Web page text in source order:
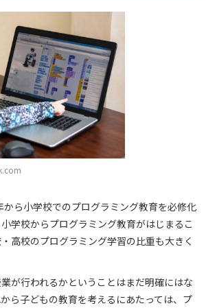
ら小学校でのプログラミング教育を必修化
学校からプログラミング教育がはじまるこ
高校のプログラミング学習の比重も大きく
が行われるかということはまだ明確にはな
ら子どもの教育を考えるにあたっては、プ